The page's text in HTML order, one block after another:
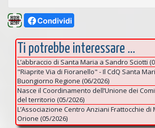
Ti potrebbe interessare ...
L’abbraccio di Santa Maria a Sandro Sciotti
"Riaprite Via di Fioranello" - Il CdQ Santa
Buongiorno Regione (06/2026)
Nasce il Coordinamento dell’Unione dei
del territorio (05/2026)
L’Associazione Centro Anziani Frattocchie
Orione (05/2026)